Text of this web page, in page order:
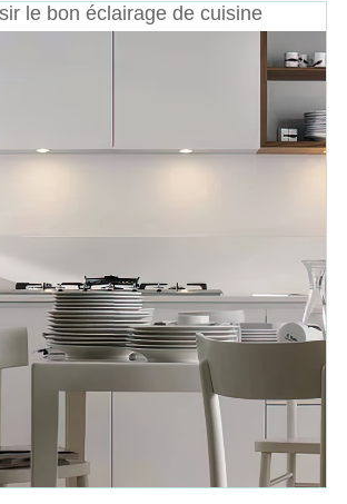
le bon éclairage de cuisine